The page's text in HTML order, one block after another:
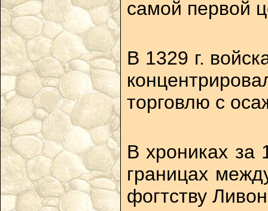
самой первой
В 1329 г.
торговлю с
В хрониках за
границах
фогтству